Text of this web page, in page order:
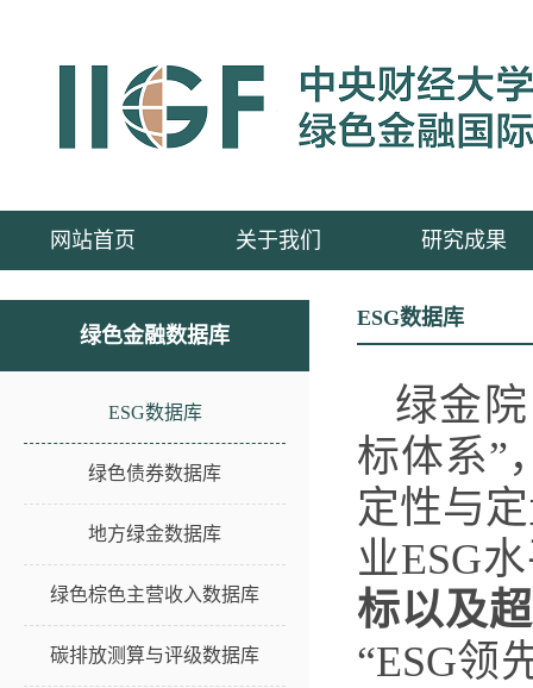
网站首页 关于我们 研究成果
绿色金融数据库
ESG数据库
绿色债券数据库
地方绿金数据库
绿色棕色主营收入数据库
碳排放测算与评级数据库
ESG数据库
绿金
标体系”
定性与
业ESG
标以及
“ESG领